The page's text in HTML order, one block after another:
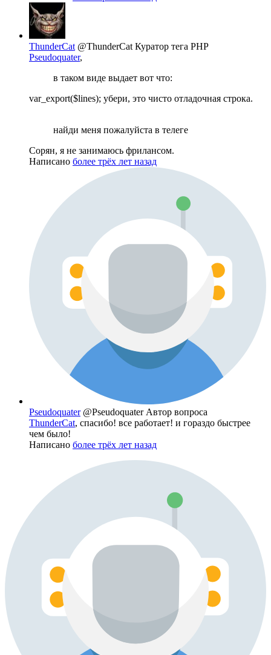
ThunderCat @ThunderCat Куратор тега PHP
Pseudoquater,
в таком виде выдает вот что:
var_export($lines); убери, это чисто отладочная строка.
найди меня пожалуйста в телеге
Сорян, я не занимаюсь фрилансом.
Написано более трёх лет назад
Pseudoquater @Pseudoquater Автор вопроса
ThunderCat, спасибо! все работает! и гораздо быстрее
чем было!
Написано более трёх лет назад